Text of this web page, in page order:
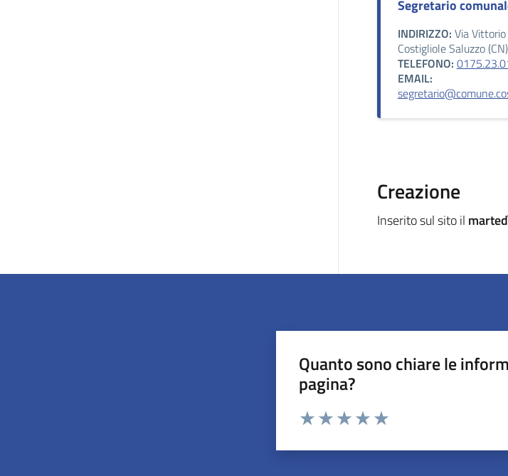
Segretario
INDIRIZZO: Via
Costigliole Saluzzo (CN)
TELEFONO:
EMAIL:
Creazione
Inserito sul sito il
Quanto sono chiare le
pagina?
Valuta da 1 a 5 stelle la pagina